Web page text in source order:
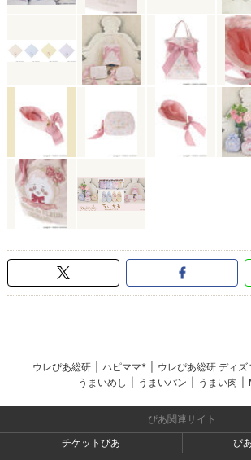
ウレぴあ総研 ハピママ* ウレぴあ総研 ディズ
うまいめし
うまいパン うまい肉
ぴあ関連サイト
チケットぴあ
ぴ